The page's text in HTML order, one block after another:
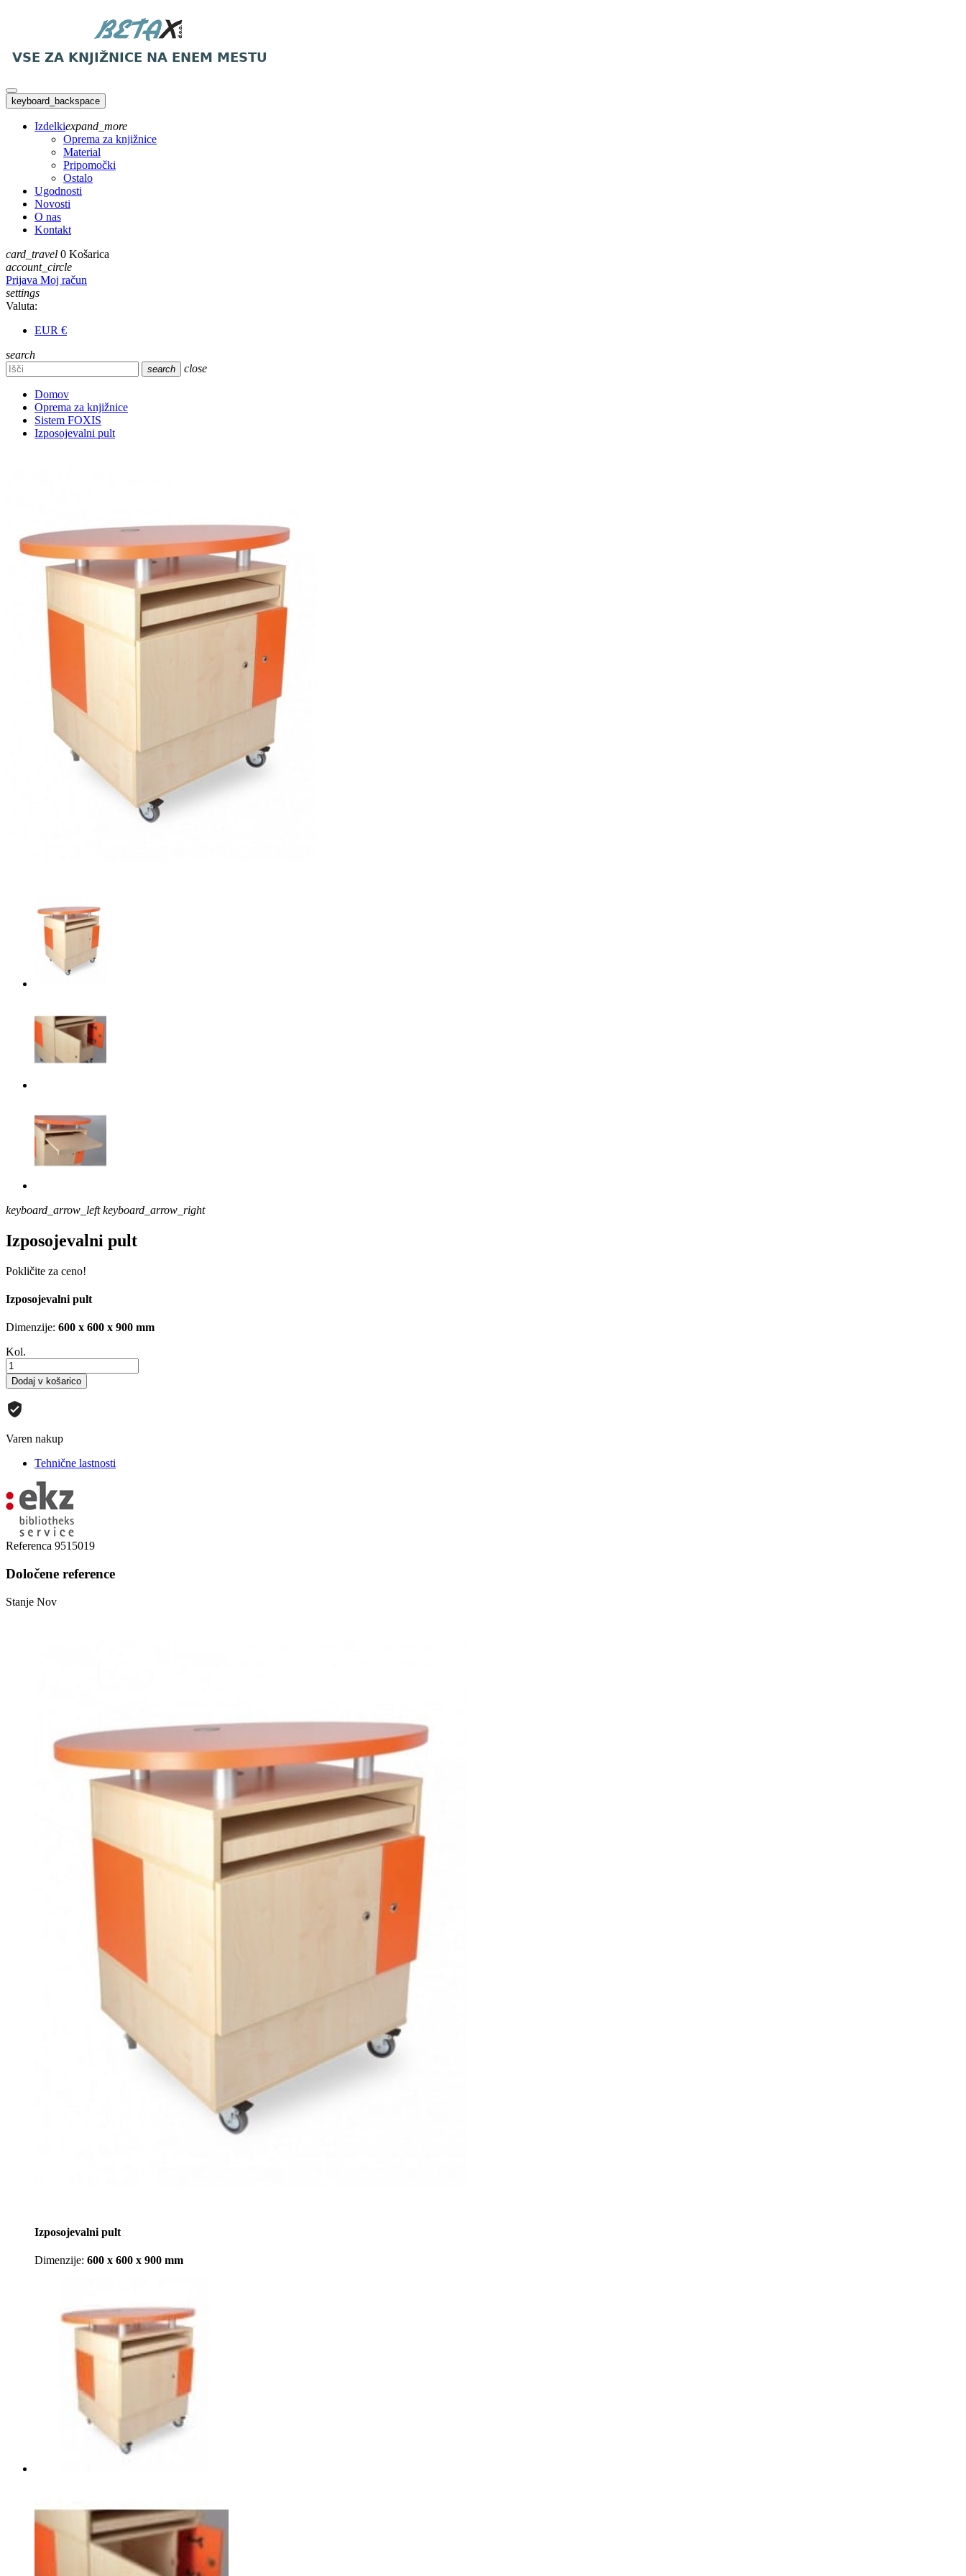
keyboard_backspace
Izdelkiexpand_more
Oprema za knjižnice
Material
Pripomočki
Ostalo
Ugodnosti
Novosti
O nas
Kontakt
card_travel 0 Košarica
account_circle
Prijava Moj račun
settings
Valuta:
EUR €
search
search close
Domov
Oprema za knjižnice
Sistem FOXIS
Izposojevalni pult
keyboard_arrow_left keyboard_arrow_right
Izposojevalni pult
Pokličite za ceno!
Izposojevalni pult
Dimenzije: 600 x 600 x 900 mm
Kol.
Dodaj v košarico
Varen nakup
Tehnične lastnosti
Referenca 9515019
Določene reference
Stanje Nov
Izposojevalni pult
Dimenzije: 600 x 600 x 900 mm